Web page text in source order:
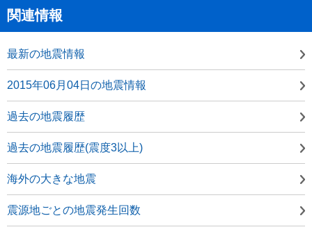
関連情報
最新の地震情報
2015年06月04日の地震情報
過去の地震履歴
過去の地震履歴(震度3以上)
海外の大きな地震
震源地ごとの地震発生回数